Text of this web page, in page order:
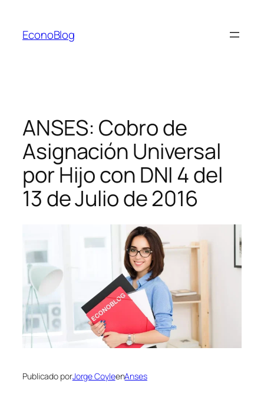
contenido
EconoBlog
ANSES: Cobro de
Asignación Universal
por Hijo con DNI 4 del
13 de Julio de 2016
Publicado porJorge CoyleenAnses